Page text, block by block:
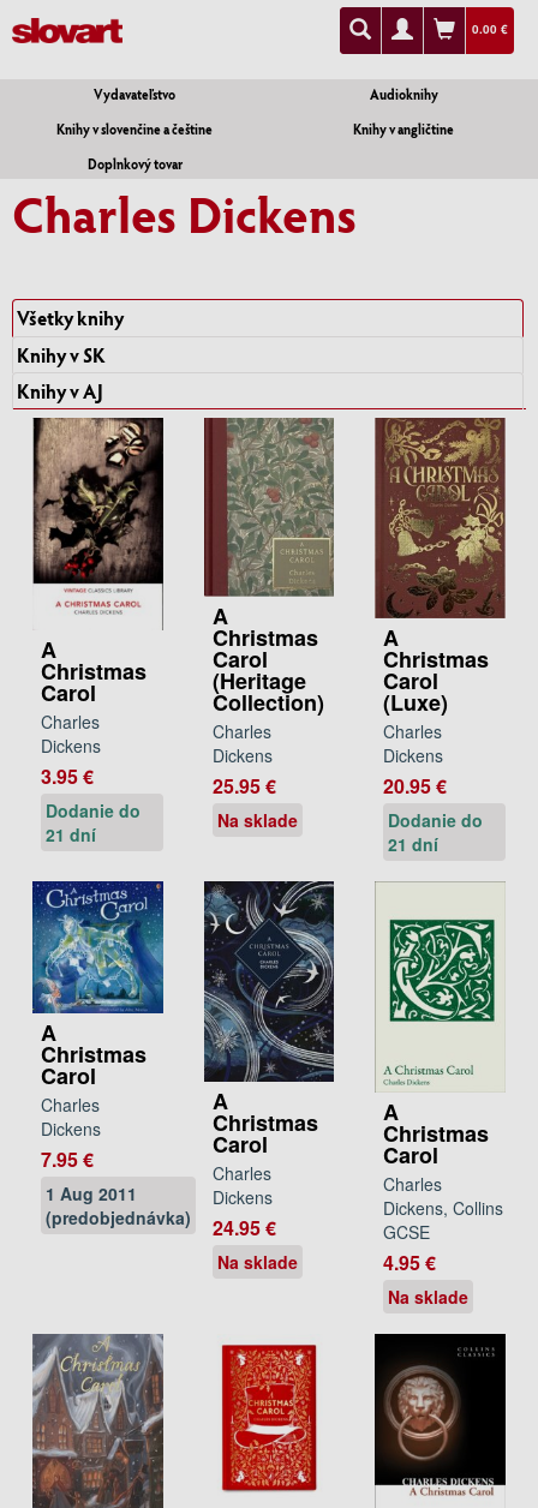
0.00 €
Vydavateľstvo
Audioknihy
Knihy v slovenčine a češtine
Knihy v angličtine
Doplnkový tovar
Charles Dickens
Všetky knihy
Knihy v SK
Knihy v AJ
A
Christmas
Carol
Charles
Dickens
3.95 €
Dodanie do
21 dní
A
Christmas
Carol
(Heritage
Collection)
Charles
Dickens
25.95 €
Na sklade
A
Christmas
Carol
(Luxe)
Charles
Dickens
20.95 €
Dodanie do
21 dní
A
Christmas
Carol
Charles
Dickens
7.95 €
1 Aug 2011
(predobjednávka)
A
Christmas
Carol
Charles
Dickens
24.95 €
Na sklade
A
Christmas
Carol
Charles
Dickens, Collins
GCSE
4.95 €
Na sklade